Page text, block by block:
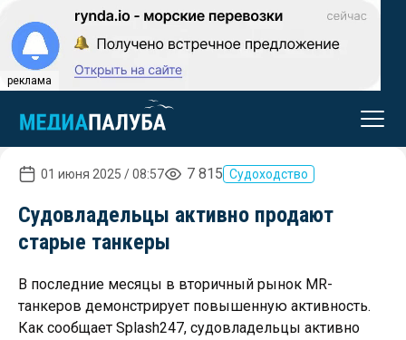
реклама
01 июня 2025 / 08:57 7 815 Судоходство
Судовладельцы активно продают
старые танкеры
В последние месяцы в вторичный рынок MR-
танкеров демонстрирует повышенную активность.
Как сообщает Splash247, судовладельцы активно